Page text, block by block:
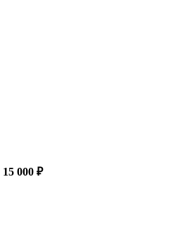
15 000 ₽